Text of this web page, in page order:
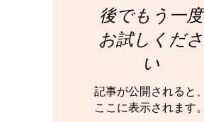
後でもう一度
お試しくださ
い
記事が公開されると、
ここに表示されます。